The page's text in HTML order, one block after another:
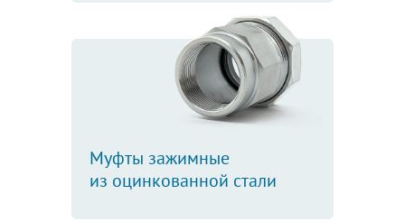
Муфты зажимные
из оцинкованной стали